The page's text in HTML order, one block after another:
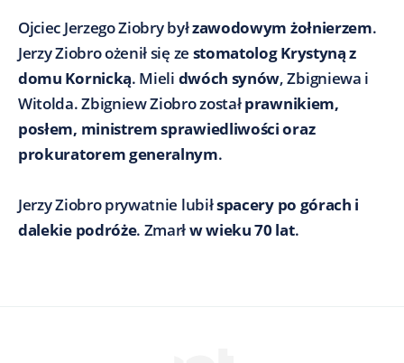
Ojciec Jerzego Ziobry byłzawodowym żołnierzem.
Jerzy Ziobro ożenił się ze stomatolog Krystyną z
domu Kornicką. Mieli dwóch synów, Zbigniewa i
Witolda. Zbigniew Ziobro zostałprawnikiem,
posłem, ministrem sprawiedliwości oraz
prokuratorem generalnym.
Jerzy Ziobro prywatnie lubiłspacery po górach i
dalekie podróże. Zmarłw wieku 70 lat.